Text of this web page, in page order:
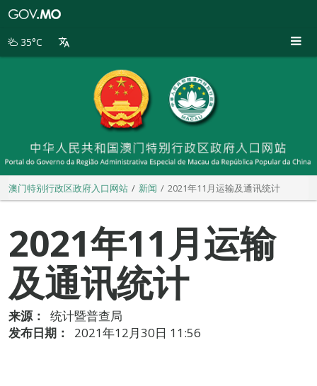
别
35°C
澳门特别行政区政府入口网站 新闻 2021年11月运输及通讯统计
2021年11月运输
及通讯统计
来源：
统计暨普查局
发布日期：
2021年12月30日 11:56